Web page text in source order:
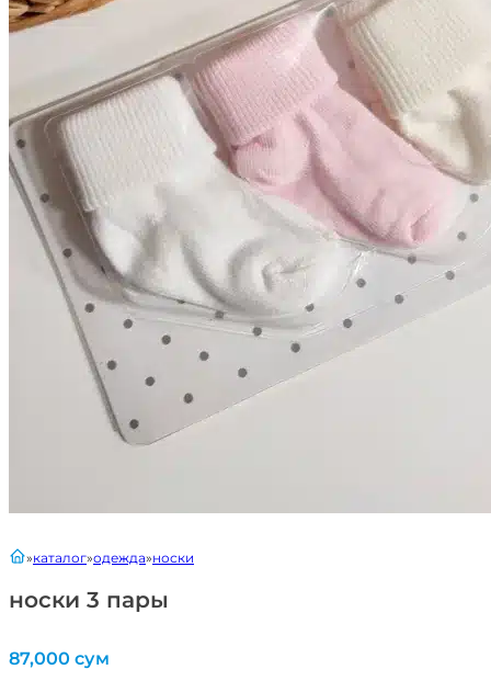
носки 3 пары
главнаякаталог одежда носки
87,000 сум